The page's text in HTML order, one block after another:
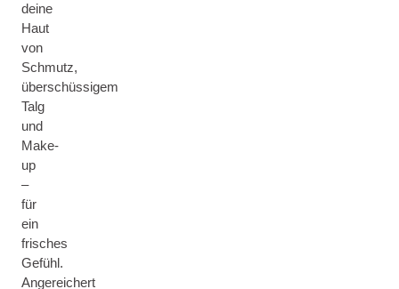
deine
Haut
von
Schmutz,
überschüssigem
Talg
und
Make-
up
–
für
ein
frisches
Gefühl.
Angereichert